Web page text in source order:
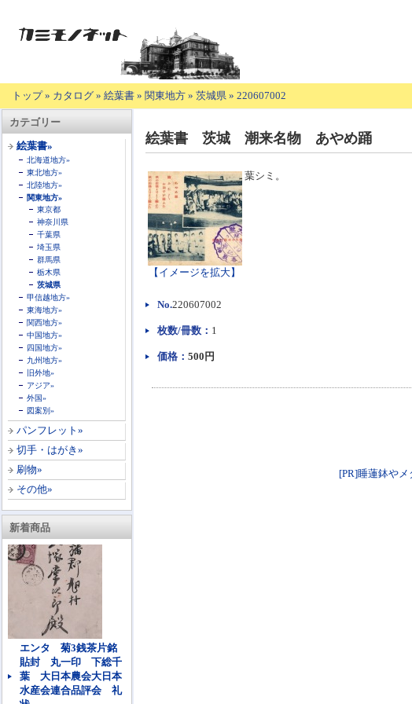
トップ» カタログ » 絵葉書 » 関東地方 » 茨城県 » 220607002
カテゴリー
絵葉書»
北海道地方»
東北地方»
北陸地方»
関東地方»
東京都
神奈川県
千葉県
埼玉県
群馬県
栃木県
茨城県
甲信越地方»
東海地方»
関西地方»
中国地方»
四国地方»
九州地方»
旧外地»
アジア»
外国»
図案別»
パンフレット»
切手・はがき»
刷物»
その他»
新着商品
エンタ 菊3銭茶片銘
貼封 丸一印 下総千
葉 大日本農会大日本
水産会連合品評会 礼
品
の
明】
絵葉書 茨城 潮来名物 あやめ踊
【イメージを拡大】
葉シミ。
No.220607002
枚数/冊数： 1
価格： 500円
[PR]睡蓮鉢や